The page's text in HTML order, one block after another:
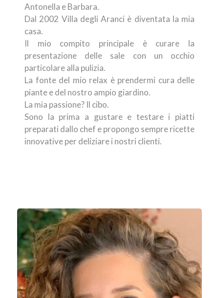
Antonella e Barbara.
Dal 2002 Villa degli Aranci è diventata la mia
casa.
Il mio compito principale è curare la
presentazione delle sale con un occhio
particolare alla pulizia.
La fonte del mio relax è prendermi cura delle
piante e del nostro ampio giardino.
La mia passione? Il cibo.
Sono la prima a gustare e testare i piatti
preparati dallo chef e propongo sempre ricette
innovative per deliziare i nostri clienti.